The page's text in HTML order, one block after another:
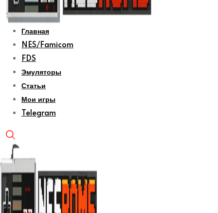
Главная
NES/Famicom
FDS
Эмуляторы
Статьи
Мои игры
Telegram